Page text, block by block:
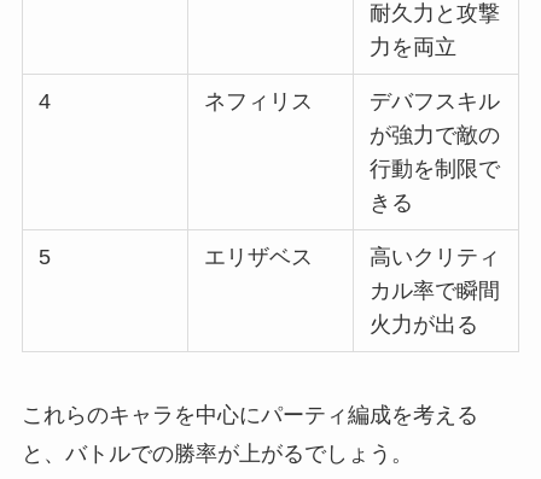
耐久力と攻撃
力を両立
4 ネフィリス
デバフスキル
が強力で敵の
行動を制限で
きる
5 エリザベス
高いクリティ
カル率で瞬間
火力が出る
これらのキャラを中心にパーティ編成を考える
と、バトルでの勝率が上がるでしょう。